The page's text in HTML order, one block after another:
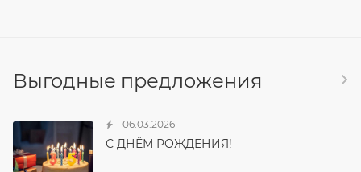
Выгодные предложения
06.03.2026
С ДНЁМ РОЖДЕНИЯ!